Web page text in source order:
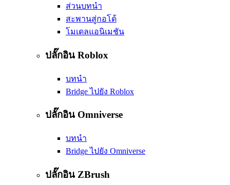
ส่วนบทนำ
สะพานสู่กอโด้
โมเดลแอนิเมชัน
ปลั๊กอิน Roblox
บทนำ
Bridge ไปยัง Roblox
ปลั๊กอิน Omniverse
บทนำ
Bridge ไปยัง Omniverse
ปลั๊กอิน ZBrush